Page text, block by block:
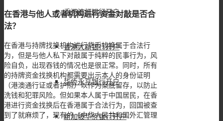
香港渣打银行开户
香港大新银行开户
华侨永亨银行开户
新加坡华侨银行开户
在香港与他人或者机构进行资金对敲是否合
法？
在香港与持牌找换机构进行货币找换属于合法行
为，但是与他人私下对敲属于纯粹的民事行为，风
险自负，出现吞钱的情况也是很正常。同时，所有
的持牌资金找换机构都需要出示本人的身份证明
（港澳通行证或者护照）以作为案底留存，以防止
洗钱和犯罪风险。但如果本人属于中国居民，在香
港进行资金找换后在香港属于合法行为，回国被查
到了就麻烦了，现有的《中华人民共和国外汇管理